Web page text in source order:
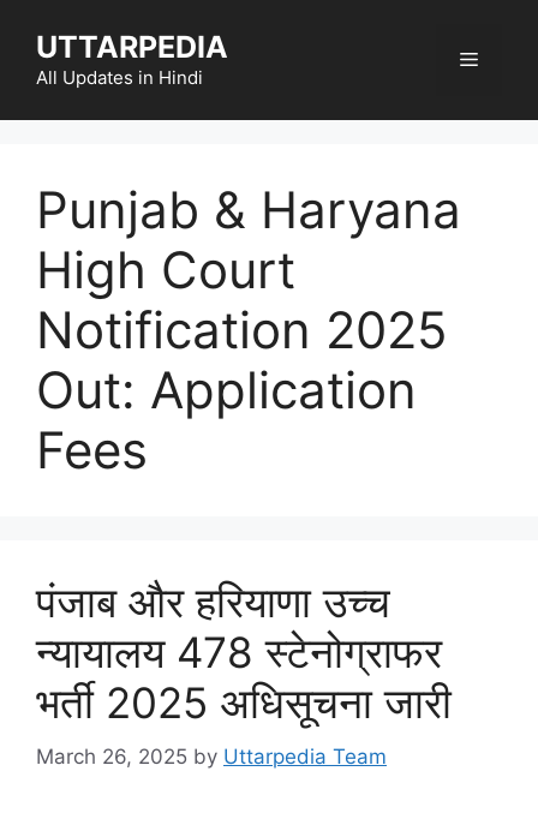
content
UTTARPEDIA
All Updates in Hindi
Menu
Punjab & Haryana
High Court
Notification 2025
Out: Application
Fees
पंजाब और हरियाणा उच्च
न्यायालय 478 स्टेनोग्राफर
भर्ती 2025 अधिसूचना जारी
March 26, 2025 by Uttarpedia Team